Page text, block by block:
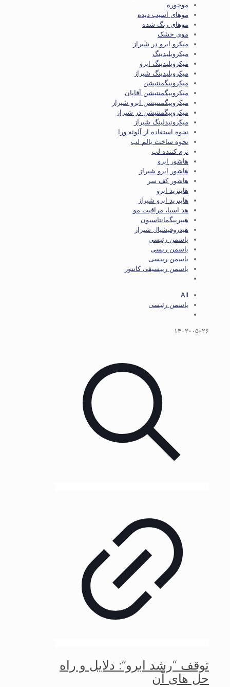
موخوره
موهای آسیب دیده
موهای رنگ شده
موی خشک
میکرو ابرو در شیراز
میکروبلیدینگ
میکروبلیدینگ ابرو
میکروبلیدینگ شیراز
میکروپیگمنتیشن
میکروپیگمنتیشن آقایان
میکروپیگمنتیشن ابرو شیراز
میکروپیگمنتیشن در شیراز
میکرونیدلینگ شیراز
نحوه استفاده از آلوئه ورا
نحوه ساخت بالم لب
نرم کننده لب
هاشور ابرو
هاشور ابرو شیراز
هاشور کف سر
هایبرید ابرو
هایبرید ابرو شیراز
هد اسپا، مراقبت مو
هیپرپیگمانتاسیون
هیدروفیشیال شیراز
یاسمن رئیسی
یاسمن ریسی
یاسمن رییسی
یاسمن رییسیفی کانتور
All
یاسمن رئیسی
۱۴۰۲-۰۵-۲۶
توقف “رشد ابرو”: دلایل و راه
حل های آن